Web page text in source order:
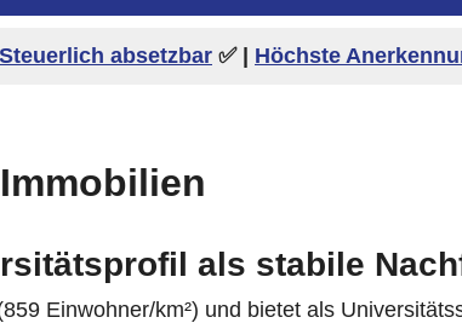
Steuerlich absetzbar ✅| Höchste
als stabile
Einwohner/km²) und bietet als